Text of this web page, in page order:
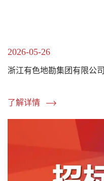
2026-05-26
浙江有色地勘集团有限公
了解详情